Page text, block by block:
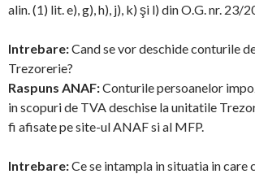
alin. (1) lit. e), g), h), j), k) şi l) din O.G. nr. 23/
Intrebare:Cand se vor deschide conturile
Trezorerie?
Raspuns ANAF:Conturile persoanelor
in scopuri de TVA deschise la unitatile
fi afisate pe site-ul ANAF si al MFP.
Intrebare:Ce se intampla in situatia in care